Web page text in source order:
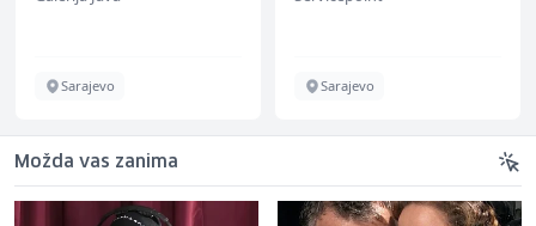
Sarajevo Sarajevo
Možda vas zanima